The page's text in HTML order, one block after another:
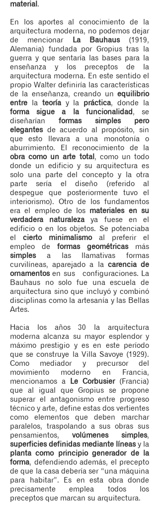
material.
En los aportes al conocimiento de la
arquitectura moderna, no podemos dejar
de mencionar La Bauhaus(1919,
Alemania) fundada por Gropius tras la
guerra y que sentaría las bases para la
enseñanza y los preceptos de la
arquitectura moderna. En este sentido el
propio Walter definiría las características
de la enseñanza, creando un equilibrio
entre la teoríay la práctica, donde la
forma sigue a la funcionalidad, se
diseñarían formas simples pero
elegantesde acuerdo al propósito, sin
que esto llevara a una monotonía o
aburrimiento. El reconocimiento de la
obra como un arte total, como un todo
donde un edificio y su arquitectura es
solo una parte del concepto y la otra
parte sería el diseño (referido al
despegue que posteriormente tuvo el
interiorismo). Otro de los fundamentos
era el empleo de los materiales en su
verdadera naturalezaya fuese en el
edificio o en los objetos. Se potenciaba
el cierto minimalismoal preferir el
empleo de formas geométricasmás
simplesa las llamativas formas
curvilíneas, aparejado a la carencia de
ornamentosen sus configuraciones. La
Bauhaus no solo fue una escuela de
arquitectura sino que incluyó y combinó
disciplinas como la artesanía y las Bellas
Artes.
Hacia los años 30 la arquitectura
moderna alcanza su mayor esplendor y
máximo prestigio y es en este período
que se construye la Villa Savoye (1929).
Como mediador y precursor del
movimiento moderno en Francia,
mencionamos a Le Corbusier(Francia)
que al igual que Gropius se propone
superar el antagonismo entre progreso
técnico y arte, define estas dos vertientes
como elementos que deben marchar
paralelos, traspolando a sus obras sus
pensamientos, volúmenes simples,
superficies definidas mediante líneasy la
planta como principio generador de la
forma, defendiendo además, el precepto
de que la casa debería ser “una máquina
para habitar”. Es en esta obra donde
precisamente emplea todos los
preceptos que marcan su arquitectura.